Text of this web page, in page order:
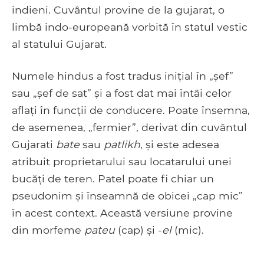
indieni. Cuvântul provine de la gujarat, o
limbă indo-europeană vorbită în statul vestic
al statului Gujarat.
Numele hindus a fost tradus inițial în „șef”
sau „șef de sat” și a fost dat mai întâi celor
aflați în funcții de conducere. Poate însemna,
de asemenea, „fermier”, derivat din cuvântul
Gujarati bate sau patlikh, și este adesea
atribuit proprietarului sau locatarului unei
bucăți de teren. Patel poate fi chiar un
pseudonim și înseamnă de obicei „cap mic”
în acest context. Această versiune provine
din morfeme pateu(cap) și -el(mic).